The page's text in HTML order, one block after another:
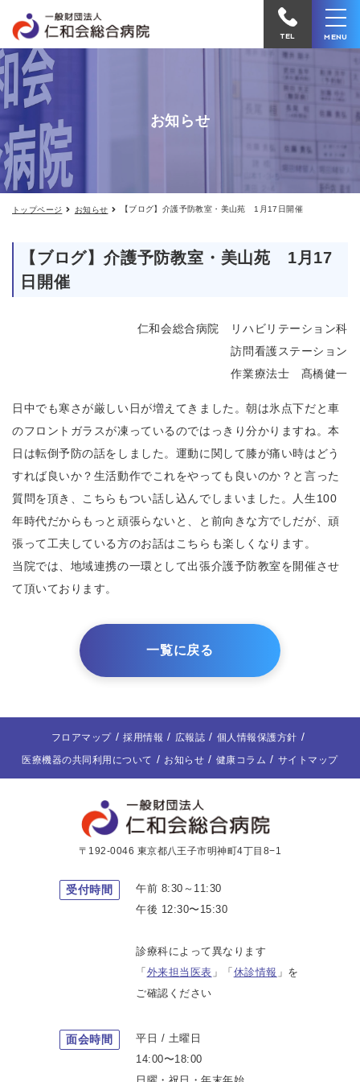
グ】
介
護
予
防
教
室・
美
山
苑
1
月
病
院
電
話
か
TEL MENU
お知らせ
トップページ お知らせ 【ブログ】介護予防教室・美山苑 1月17日開催
【ブログ】介護予防教室・美山苑 1月17
日開催
仁和会総合病院 リハビリテーション科
訪問看護ステーション
作業療法士 髙橋健一
日中でも寒さが厳しい日が増えてきました。朝は氷点下だと車
のフロントガラスが凍っているのではっきり分かりますね。本
日は転倒予防の話をしました。運動に関して膝が痛い時はどう
すれば良いか？生活動作でこれをやっても良いのか？と言った
質問を頂き、こちらもつい話し込んでしまいました。人生100
年時代だからもっと頑張らないと、と前向きな方でしだが、頑
張って工夫している方のお話はこちらも楽しくなります。
当院では、地域連携の一環として出張介護予防教室を開催させ
て頂いております。
一覧に戻る
フロアマップ 採用情報 広報誌
個人情報保護方針
医療機器の共同利用について
お知らせ 健康コラム サイトマップ
〒192-0046 東京都八王子市明神町4丁目8−1
受付時間
午前 8:30～11:30
午後 12:30〜15:30
診療科によって異なります
「 外来担当医表 」「 休診情報 」を
ご確認ください
面会時間
平日 / 土曜日
14:00〜18:00